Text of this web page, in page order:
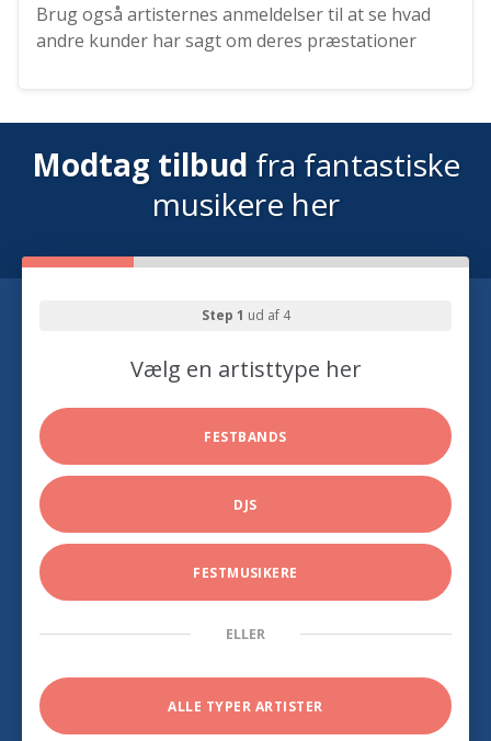
Brug også artisternes anmeldelser til at se hvad
andre kunder har sagt om deres præstationer
Modtag tilbud fra fantastiske
musikere her
Step 1 ud af 4
Vælg en artisttype her
FESTBANDS
DJS
FESTMUSIKERE
ELLER
ALLE TYPER ARTISTER